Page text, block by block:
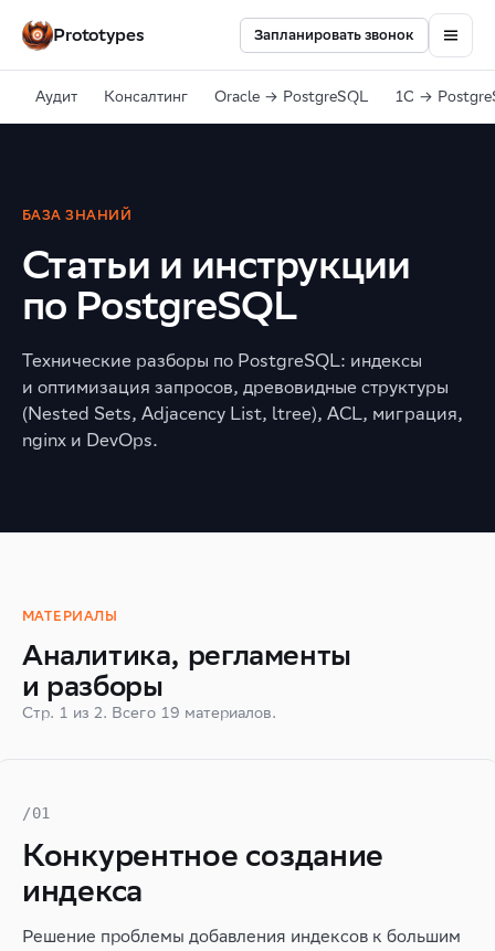
Prototypes Запланировать звонок
Аудит Консалтинг Oracle → PostgreSQL 1С →
БАЗА ЗНАНИЙ
Статьи и инструкции
по PostgreSQL
Технические разборы по PostgreSQL: индексы
и оптимизация запросов, древовидные структуры
(Nested Sets, Adjacency List, ltree), ACL, миграция,
nginx и DevOps.
МАТЕРИАЛЫ
Аналитика, регламенты
и разборы
Стр. 1 из 2. Всего 19 материалов.
/01
Конкурентное создание
индекса
Решение проблемы добавления индексов к большим